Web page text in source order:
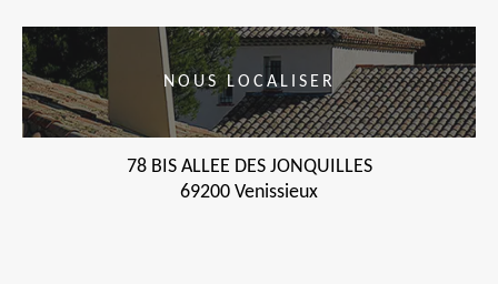
NOUS LOCALISER
78 BIS ALLEE DES JONQUILLES
69200 Venissieux